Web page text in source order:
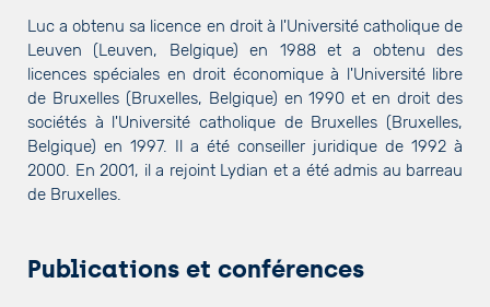
Luc a obtenu sa licence en droit à l'Université catholique de
Leuven (Leuven, Belgique) en 1988 et a obtenu des
licences spéciales en droit économique à l'Université libre
de Bruxelles (Bruxelles, Belgique) en 1990 et en droit des
sociétés à l'Université catholique de Bruxelles (Bruxelles,
Belgique) en 1997. Il a été conseiller juridique de 1992 à
2000. En 2001, il a rejoint Lydian et a été admis au barreau
de Bruxelles.
Publications et conférences